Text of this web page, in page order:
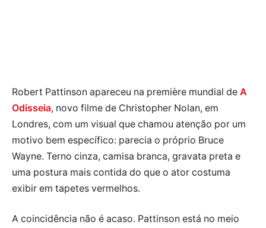
Robert Pattinson apareceu na première mundial de A
Odisseia, novo filme de Christopher Nolan, em
Londres, com um visual que chamou atenção por um
motivo bem específico: parecia o próprio Bruce
Wayne. Terno cinza, camisa branca, gravata preta e
uma postura mais contida do que o ator costuma
exibir em tapetes vermelhos.
A coincidência não é acaso. Pattinson está no meio